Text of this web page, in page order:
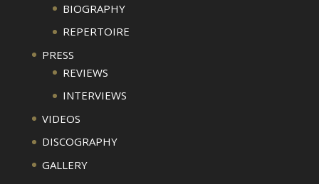
BIOGRAPHY
REPERTOIRE
PRESS
REVIEWS
INTERVIEWS
VIDEOS
DISCOGRAPHY
GALLERY